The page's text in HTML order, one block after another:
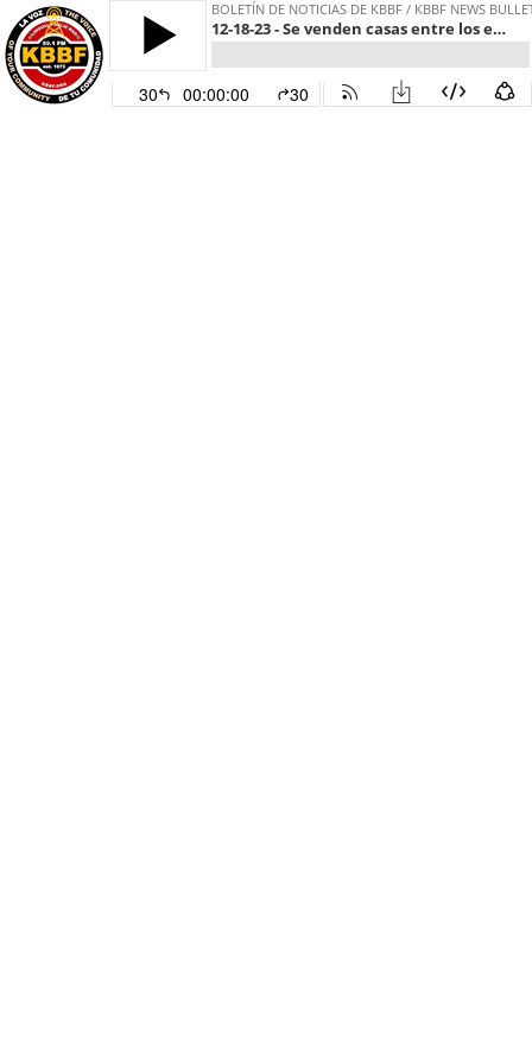
BOLETÍN DE NOTICIAS DE KBBF / KBBF NEWS
12-18-23 - Se venden casas entre los escombros de Gaza - Homes for Sale Among the Rubble in Gaza
30 00:00:00 30